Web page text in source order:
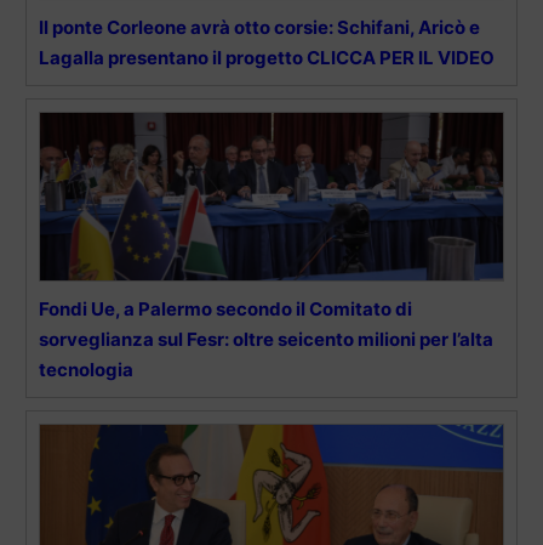
Il ponte Corleone avrà otto corsie: Schifani, Aricò e
Lagalla presentano il progetto CLICCA PER IL VIDEO
Fondi Ue, a Palermo secondo il Comitato di
sorveglianza sul Fesr: oltre seicento milioni per l’alta
tecnologia